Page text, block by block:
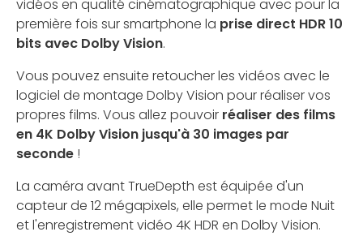
vidéos en qualité cinématographique avec pour la
première fois sur smartphone la prise direct HDR 10
bits avec Dolby Vision.
Vous pouvez ensuite retoucher les vidéos avec le
logiciel de montage Dolby Vision pour réaliser vos
propres films. Vous allez pouvoir réaliser des films
en 4K Dolby Vision jusqu'à 30 images par
seconde !
La caméra avant TrueDepth est équipée d'un
capteur de 12 mégapixels, elle permet le mode Nuit
et l'enregistrement vidéo 4K HDR en Dolby Vision.